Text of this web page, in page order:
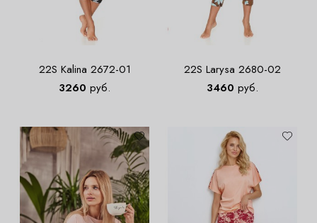
22S Kalina 2672-01
3260 руб.
22S Larysa 2680-02
3460 руб.